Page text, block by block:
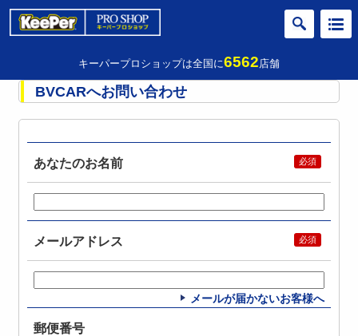
キーパープロショップは全国に6562店舗
BVCARへお問い合わせ
あなたのお名前
メールアドレス
メールが届かないお客様へ
郵便番号